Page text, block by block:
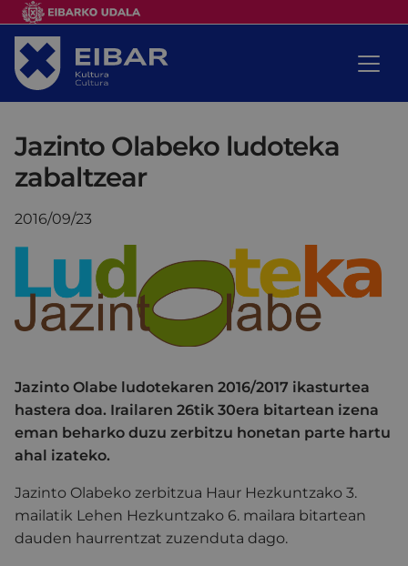
Jazinto Olabeko ludoteka
zabaltzear
2016/09/23
Jazinto Olabe ludotekaren 2016/2017 ikasturtea
hastera doa. Irailaren 26tik 30era bitartean izena
eman beharko duzu zerbitzu honetan parte hartu
ahal izateko.
Jazinto Olabeko zerbitzua Haur Hezkuntzako 3.
mailatik Lehen Hezkuntzako 6. mailara bitartean
dauden haurrentzat zuzenduta dago.